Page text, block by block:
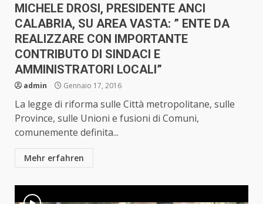
MICHELE DROSI, PRESIDENTE ANCI
CALABRIA, SU AREA VASTA: ” ENTE DA
REALIZZARE CON IMPORTANTE
CONTRIBUTO DI SINDACI E
AMMINISTRATORI LOCALI”
admin Gennaio 17, 2016
La legge di riforma sulle Città metropolitane, sulle
Province, sulle Unioni e fusioni di Comuni,
comunemente definita...
Mehr erfahren